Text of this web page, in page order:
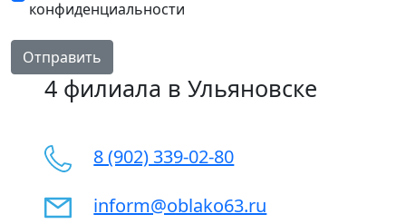
конфиденциальности
Отправить
4 филиала в Ульяновскe
8 (902) 339-02-80
inform@oblako63.ru